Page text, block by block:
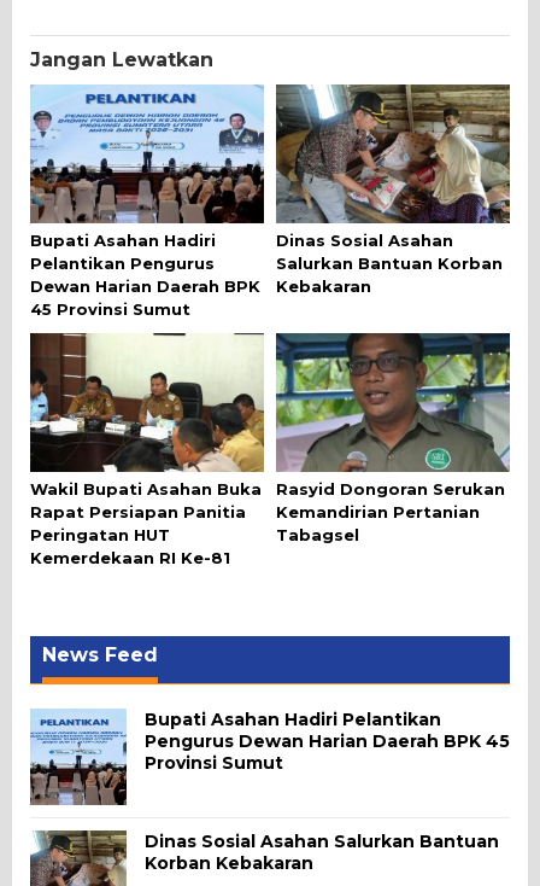
Jangan Lewatkan
Bupati Asahan Hadiri
Pelantikan Pengurus
Dewan Harian Daerah BPK
45 Provinsi Sumut
Dinas Sosial Asahan
Salurkan Bantuan Korban
Kebakaran
Wakil Bupati Asahan Buka
Rapat Persiapan Panitia
Peringatan HUT
Kemerdekaan RI Ke-81
Rasyid Dongoran Serukan
Kemandirian Pertanian
Tabagsel
News Feed
Bupati Asahan Hadiri Pelantikan
Pengurus Dewan Harian Daerah BPK 45
Provinsi Sumut
Dinas Sosial Asahan Salurkan Bantuan
Korban Kebakaran